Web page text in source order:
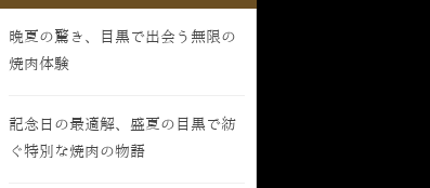
晩夏の驚き、目黒で出会う無限の
焼肉体験
記念日の最適解、盛夏の目黒で紡
ぐ特別な焼肉の物語